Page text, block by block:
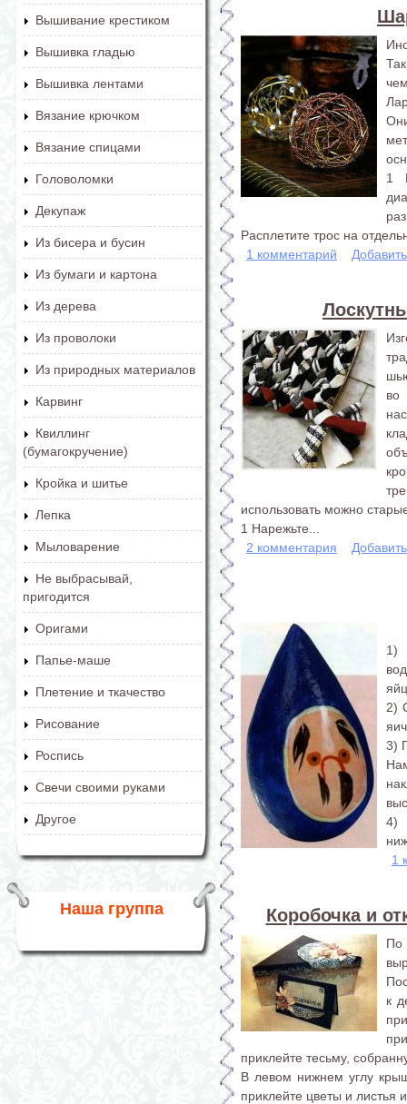
Вышивание крестиком
Вышивка гладью
Вышивка лентами
Вязание крючком
Вязание спицами
Головоломки
Декупаж
Из бисера и бусин
Из бумаги и картона
Из дерева
Из проволоки
Из природных материалов
Карвинг
Квиллинг
(бумагокручение)
Кройка и шитье
Лепка
Мыловарение
Не выбрасывай,
пригодится
Оригами
Папье-маше
Плетение и ткачество
Рисование
Роспись
Свечи своими руками
Другое
Наша группа
1
Расплетите трос на
1 комментарий
во
использовать можно
1 Нарежьте...
2 комментария
1)
2)
3)
4)
1
Коробочка и
По
к
приклейте тесьму,
В левом нижнем углу
приклейте цветы и листья